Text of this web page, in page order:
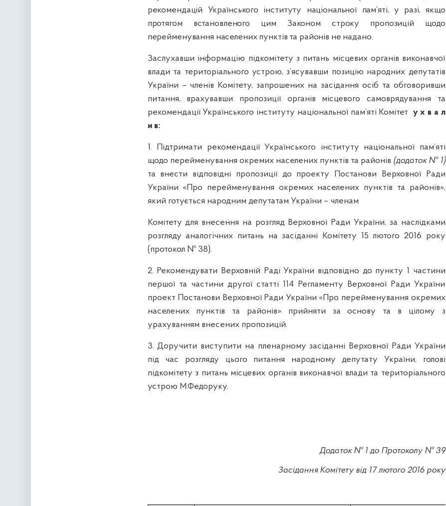
рекомендацій Українського інституту національної пам’яті, у разі, якщо
протягом встановленого цим Законом строку пропозицій щодо
перейменування населених пунктів та районів не надано.
Заслухавши інформацію підкомітету з питань місцевих органів виконавчої
влади та територіального устрою, з’ясувавши позицію народних депутатів
України – членів Комітету, запрошених на засідання осіб та обговоривши
питання, врахувавши пропозиції органів місцевого самоврядування та
рекомендації Українського інституту національної пам’яті Комітет у х в а л
и в:
1. Підтримати рекомендації Українського інституту національної пам’яті
щодо перейменування окремих населених пунктів та районів (додаток № 1)
та внести відповідні пропозиціїдо проекту Постанови Верховної Ради
України «Про перейменування окремих населених пунктів та районів»,
який готується народним депутатам України – членам
Комітету для внесення на розгляд Верховної Ради України, за наслідками
розгляду аналогічних питань на засіданні Комітету 15 лютого 2016 року
(протокол № 38).
2. Рекомендувати Верховній Раді України відповідно до пункту 1 частини
першої та частини другої статті 114 Регламенту Верховної Ради України
проект Постанови Верховної Ради України«Про перейменування окремих
населених пунктів та районів» прийняти за основу та в цілому з
урахуванням внесених пропозицій.
3. Доручити виступити на пленарному засіданні Верховної Ради України
під час розгляду цього питання народному депутату України, голові
підкомітету з питань місцевих органів виконавчої влади та територіального
устрою М.Федоруку.
Додаток № 1 до Протоколу № 39
Засідання Комітету від 17 лютого 2016 року